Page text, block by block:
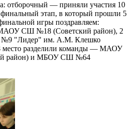
отборочный — приняли участия 10
финальный этап, в который прошли 5
игры поздравляем:
СШ №18 (Советский район), 2
"Лидер" им. А.М. Клешко
место разделили команды — МАОУ
район) и МБОУ СШ №64